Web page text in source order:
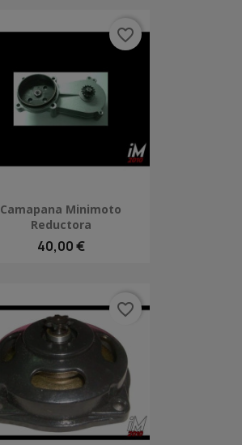
Camapana Minimoto
Reductora
40,00 €
favorite_border
favorite_border